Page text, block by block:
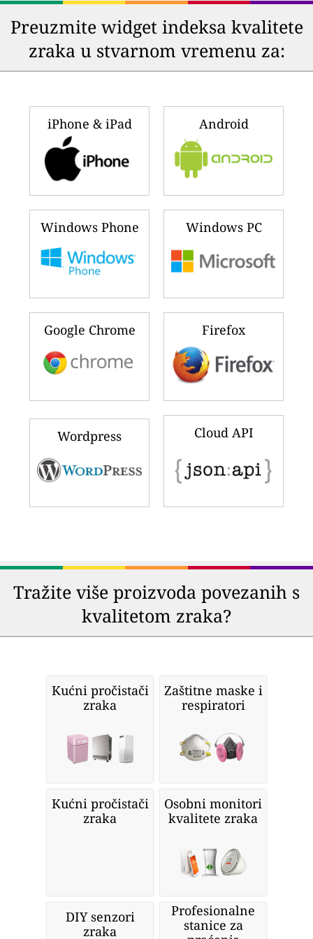
Preuzmite widget indeksa kvalitete
zraka u stvarnom vremenu za:
iPhone & iPad Android
Windows Phone Windows PC
Google Chrome Firefox
Wordpress Cloud API
Tražite više proizvoda povezanih s
kvalitetom zraka?
Kućni pročistači
zraka
Zaštitne maske i
respiratori
Kućni pročistači
zraka
Osobni monitori
kvalitete zraka
DIY senzori
zraka
Profesionalne
stanice za